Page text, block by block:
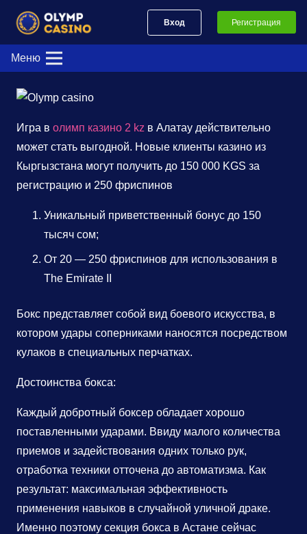
Вход Регистрация
Меню
Игра в олимп казино 2 kz в Алатау действительно
может стать выгодной. Новые клиенты казино из
Кыргызстана могут получить до 150 000 KGS за
регистрацию и 250 фриспинов
Уникальный приветственный бонус до 150
тысяч сом;
От 20 — 250 фриспинов для использования в
The Emirate II
Бокс представляет собой вид боевого искусства, в
котором удары соперниками наносятся посредством
кулаков в специальных перчатках.
Достоинства бокса:
Каждый добротный боксер обладает хорошо
поставленными ударами. Ввиду малого количества
приемов и задействования одних только рук,
отработка техники отточена до автоматизма. Как
результат: максимальная эффективность
применения навыков в случайной уличной драке.
Именно поэтому секция бокса в Астане сейчас